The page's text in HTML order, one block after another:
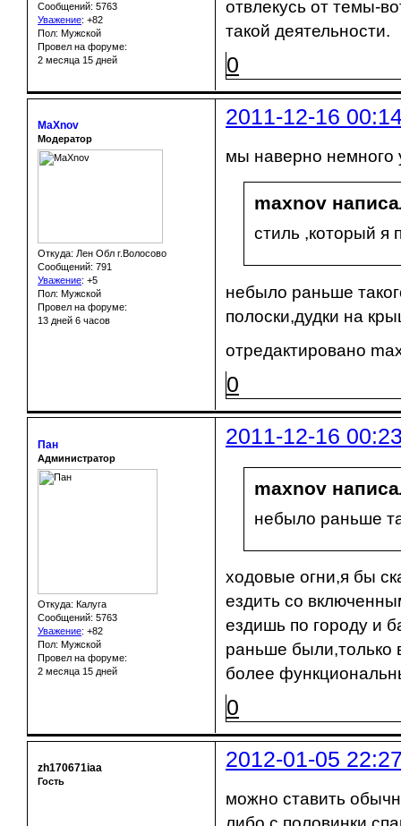
Сообщений: 5763
Уважение: +82
Пол: Мужской
Провел на форуме:
2 месяца 15 дней
отвлекусь от темы-
такой деятельности.
0
2011-12-16
MaXnov
Модератор
Откуда: Лен Обл г.Волосово
Сообщений: 791
Уважение: +5
Пол: Мужской
Провел на форуме:
13 дней 6 часов
мы наверно немного
maxnov
стиль ,который я
небыло раньше
полоски,дудки на
отредактировано
0
2011-12-16
Пан
Администратор
Откуда: Калуга
Сообщений: 5763
Уважение: +82
Пол: Мужской
Провел на форуме:
2 месяца 15 дней
maxnov
небыло раньше
ходовые огни,я бы
ездить со
ездишь по городу и
раньше были,только
более
0
2012-01-05
zh170671iaa
Гость
можно ставить